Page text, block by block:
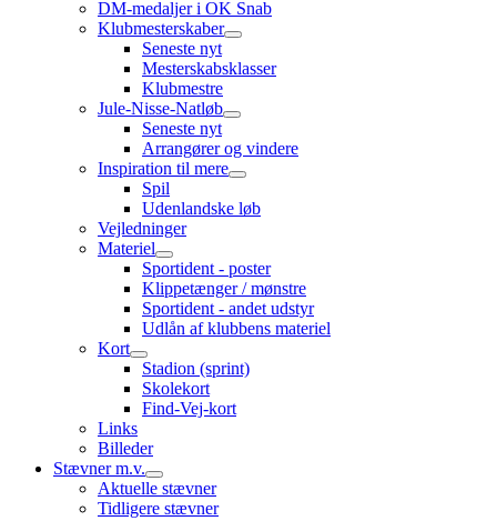
DM-medaljer i OK Snab
Klubmesterskaber
Seneste nyt
Mesterskabsklasser
Klubmestre
Jule-Nisse-Natløb
Seneste nyt
Arrangører og vindere
Inspiration til mere
Spil
Udenlandske løb
Vejledninger
Materiel
Sportident - poster
Klippetænger / mønstre
Sportident - andet udstyr
Udlån af klubbens materiel
Kort
Stadion (sprint)
Skolekort
Find-Vej-kort
Links
Billeder
Stævner m.v.
Aktuelle stævner
Tidligere stævner